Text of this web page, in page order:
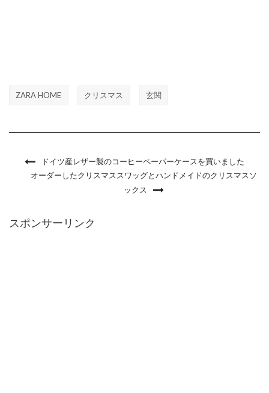
ZARA HOME クリスマス 玄関
ドイツ産レザー製のコーヒーペーパーケースを買いました
オーダーしたクリスマススワッグとハンドメイドのクリスマスソ
ックス
スポンサーリンク